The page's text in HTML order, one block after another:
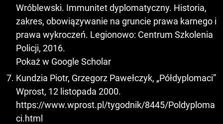
Wróblewski. Immunitet dyplomatyczny. Historia,
zakres, obowiązywanie na gruncie prawa karnego i
prawa wykroczeń. Legionowo: Centrum Szkolenia
Policji, 2016.
Pokaż w Google Scholar
Kundzia Piotr, Grzegorz Pawełczyk, „Półdyplomaci”
Wprost, 12 listopada 2000.
https://www.wprost.pl/tygodnik/8445/Poldyploma
ci.html